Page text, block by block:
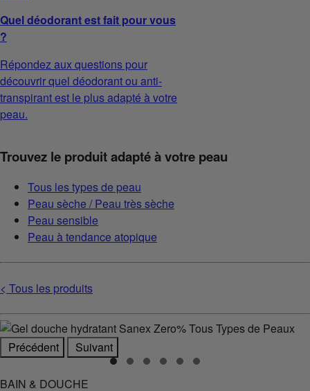
Quel déodorant est fait pour vous
?
Répondez aux questions pour
découvrir quel déodorant ou anti-
transpirant est le plus adapté à votre
peau.
Trouvez le produit adapté à votre peau
Tous les types de peau
Peau sèche / Peau très sèche
Peau sensible
Peau à tendance atopique
< Tous les produits
Précédent Suivant
BAIN & DOUCHE